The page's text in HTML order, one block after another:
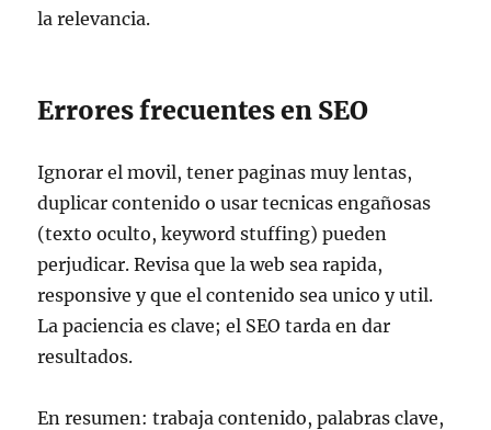
la relevancia.
Errores frecuentes en SEO
Ignorar el movil, tener paginas muy lentas,
duplicar contenido o usar tecnicas engañosas
(texto oculto, keyword stuffing) pueden
perjudicar. Revisa que la web sea rapida,
responsive y que el contenido sea unico y util.
La paciencia es clave; el SEO tarda en dar
resultados.
En resumen: trabaja contenido, palabras clave,